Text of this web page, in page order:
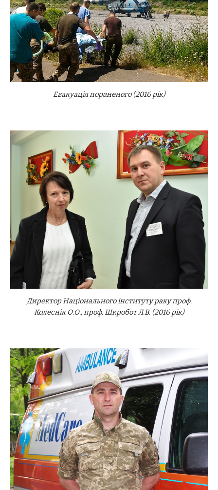
Евакуація пораненого (2016 рік)
Директор Національного інституту раку проф.
Колеснік О.О., проф. Шкробот Л.В. (2016 рік)